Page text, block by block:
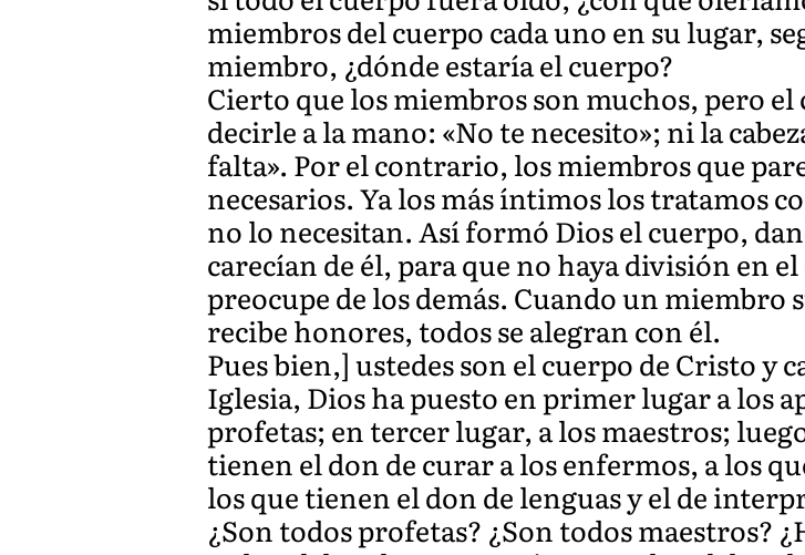
miembros del cuerpo cada uno en su lugar,
miembro, ¿dónde estaría el cuerpo?
Cierto que los miembros son muchos, pero
decirle a la mano: «No te necesito»; ni la
falta». Por el contrario, los miembros que
necesarios. Ya los más íntimos los tratamos
no lo necesitan. Así formó Dios el cuerpo,
carecían de él, para que no haya división en
preocupe de los demás. Cuando un
recibe honores, todos se alegran con él.
Pues bien,] ustedes son el cuerpo de Cristo y
Iglesia, Dios ha puesto en primer lugar a los
profetas; en tercer lugar, a los maestros;
tienen el don de curar a los enfermos, a los
los que tienen el don de lenguas y el de
¿Son todos profetas? ¿Son todos maestros?